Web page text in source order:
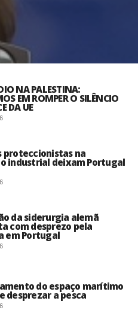
NA PALESTINA:
EM ROMPER O SILÊNCIO
DA UE
proteccionistas na
industrial deixam Portugal
da siderurgia alemã
com desprezo pela
em Portugal
do espaço marítimo
desprezar a pesca